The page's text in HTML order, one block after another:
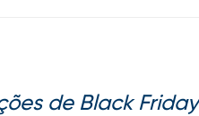
de Black Friday